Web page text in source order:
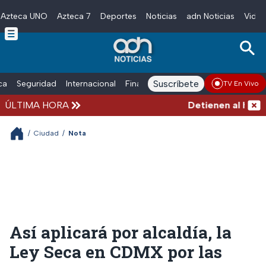
Skip to main content
Azteca UNO Azteca 7 Deportes Noticias adn Noticias
Seguridad Internacional Finanzas adn Noticias Radio
Suscríbete TV En Vivo
ÚLTIMA HORA Detienen al
/ Ciudad / Nota
Así aplicará por alcaldía, la
Ley Seca en CDMX por las